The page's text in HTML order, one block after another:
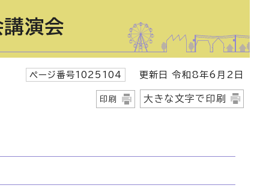
演会
ページ番号1025104 更新日 令和8年6月2日
印刷 大きな文字で印刷